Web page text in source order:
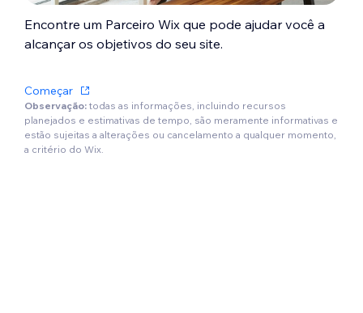
Encontre um Parceiro Wix que pode ajudar você a
alcançar os objetivos do seu site.
Começar
Observação: todas as informações, incluindo recursos
planejados e estimativas de tempo, são meramente informativas e
estão sujeitas a alterações ou cancelamento a qualquer momento,
a critério do Wix.